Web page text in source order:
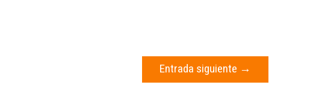
Entrada siguiente →